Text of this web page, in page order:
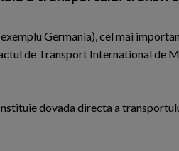
Germania), cel mai
de Transport International de
dovada directa a